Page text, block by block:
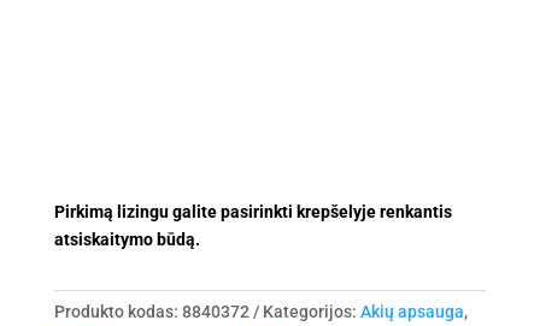
Pirkimą lizingu galite pasirinkti krepšelyje renkantis
atsiskaitymo būdą.
Produkto kodas: 8840372 Kategorijos: Akių apsauga,